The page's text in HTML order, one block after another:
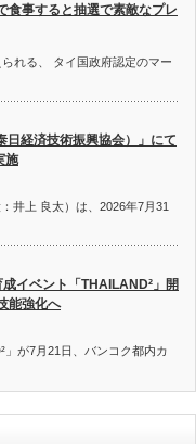
食事すると抽選で素敵なプレ
れる、 タイ国政府認定のマー
日経済技術振興協会）」にて
施
井上 良太）は、2026年7月31
イベント「THAILAND²」開
能強化へ
」が7月21日、バンコク都内カ